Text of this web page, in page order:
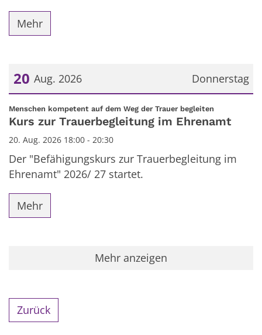
Mehr
Donnerstag
20 Aug. 2026
Datum: 20. August 2026
Menschen kompetent auf dem Weg der Trauer begleiten
Kurs zur Trauerbegleitung im Ehrenamt
20. Aug. 2026 18:00 - 20:30
Der "Befähigungskurs zur Trauerbegleitung im
Ehrenamt" 2026/ 27 startet.
Mehr
Mehr anzeigen
Zurück